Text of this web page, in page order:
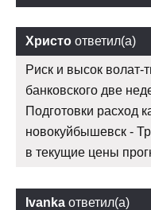
Христо ответил(а)
Риск и высок волат-
банковского две
Подготовки расход
новокуйбышевск -
в текущие цены
Ivanka ответил(а)